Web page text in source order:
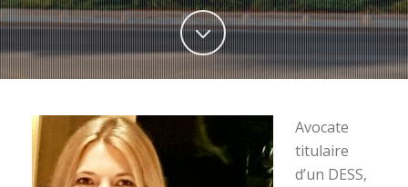
Avocate
titulaire
d’un DESS,